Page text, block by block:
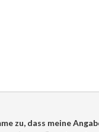
zu, dass meine